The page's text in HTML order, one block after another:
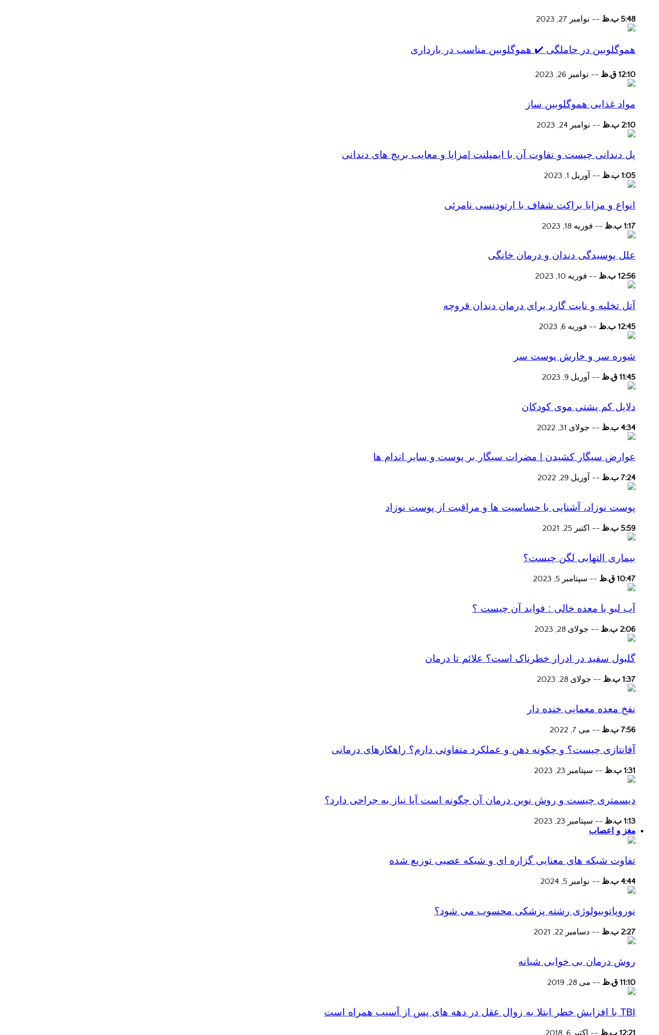
5:48 ب.ظ -- نوامبر 27, 2023
هموگلوبین در حاملگی ✔️ هموگلوبین مناسب در بارداری
12:10 ق.ظ -- نوامبر 26, 2023
مواد غذایی هموگلوبین ساز
2:10 ب.ظ -- نوامبر 24, 2023
پل دندانی چیست و تفاوت آن با ایمپلنت |مزایا و معایب بریج های دندانی
1:05 ب.ظ -- آوریل 1, 2023
انواع و مزایا براکت شفاف با ارتودنسی نامرئی
1:17 ب.ظ -- فوریه 18, 2023
علل پوسیدگی دندان و درمان خانگی
12:56 ب.ظ -- فوریه 10, 2023
آتل تخلیه و نایت گارد برای درمان دندان قروچه
12:45 ب.ظ -- فوریه 6, 2023
شوره سر و خارش پوست سر
11:45 ق.ظ -- آوریل 9, 2023
دلایل کم پشتی موی کودکان
4:34 ب.ظ -- جولای 31, 2022
عوارض سیگار کشیدن | مضرات سیگار بر پوست و سایر اندام ها
7:24 ب.ظ -- آوریل 29, 2022
پوست نوزاد، آشنایی با حساسیت ها و مراقبت از پوست نوزاد
5:59 ب.ظ -- اکتبر 25, 2021
بیماری التهابی لگن چیست؟
10:47 ق.ظ -- سپتامبر 5, 2023
آب لبو با معده خالی : فواید آن چیست ؟
2:06 ب.ظ -- جولای 28, 2023
گلبول سفید در ادرار خطرناک است؟ علائم تا درمان
1:37 ب.ظ -- جولای 28, 2023
نفخ معده معمایی خنده دار
7:56 ب.ظ -- می 7, 2022
آفانتازی چیست؟ و چکونه ذهن و عملکرد متفاوتی دارم؟ راهکارهای درمانی
1:31 ب.ظ -- سپتامبر 23, 2023
دیسمتری چیست و روش نوین درمان آن چگونه است آیا نیاز به جراحی دارد؟
1:13 ب.ظ -- سپتامبر 23, 2023
مغز و اعصاب
تفاوت شبکه های معنایی گزاره ای و شبکه عصبی توزیع شده
4:44 ب.ظ -- نوامبر 5, 2024
نوروپاتوبیولوژی رشته پزشکی محسوب می شود؟
2:27 ب.ظ -- دسامبر 22, 2021
روش درمان بی خوابی شبانه
11:10 ق.ظ -- می 28, 2019
TBI با افزایش خطر ابتلا به زوال عقل در دهه های پس از آسیب همراه است
12:21 ب.ظ -- اکتبر 6, 2018